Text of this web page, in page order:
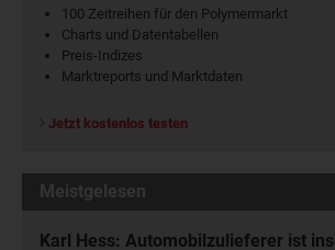
100 Zeitreihen für den Polymermarkt
Charts und Datentabellen
Preis-Indizes
Marktreports und Marktdaten
Jetzt kostenlos testen
Meistgelesen
Karl Hess: Automobilzulieferer ist